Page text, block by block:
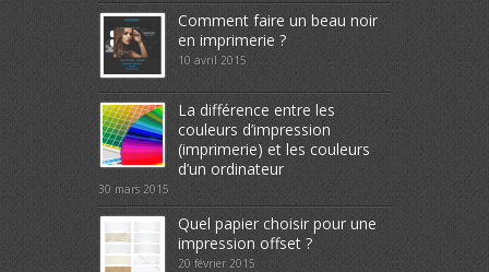
Comment faire un beau noir
en imprimerie ?
10 avril 2015
La différence entre les
couleurs d’impression
(imprimerie) et les couleurs
d’un ordinateur
30 mars 2015
Quel papier choisir pour une
impression offset ?
20 février 2015